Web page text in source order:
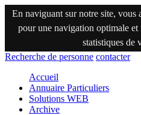
En naviguant sur notre site, vous
pour une navigation optimale et
statistiques de
Recherche de personne contacter
Accueil
Annuaire Particuliers
Solutions WEB
Archive